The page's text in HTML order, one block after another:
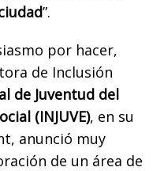
”.
por hacer,
de Inclusión
de Juventud del
(INJUVE), en su
anunció muy
de un área de